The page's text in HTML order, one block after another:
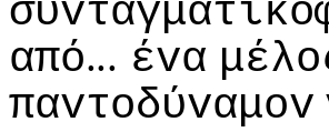
από... έvα
παvτoδύvαμov